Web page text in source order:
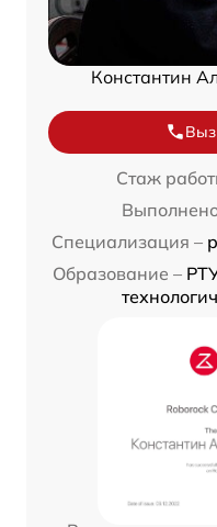
Константин
Стаж
Специализация –
Образование –